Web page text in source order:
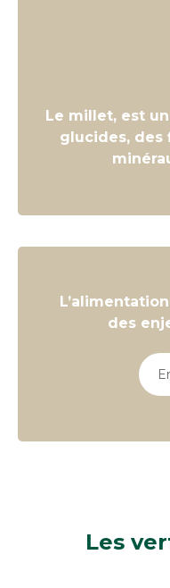
Le millet, est
glucides, des
des
Les